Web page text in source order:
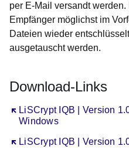
per E-Mail versandt
Empfänger möglichst im
Dateien wieder
ausgetauscht werden.
Download-Links
LiSCrypt IQB | Version
Windows
Öffnet sich in einem neuen
LiSCrypt IQB | Version
Öffnet sich in einem neuen